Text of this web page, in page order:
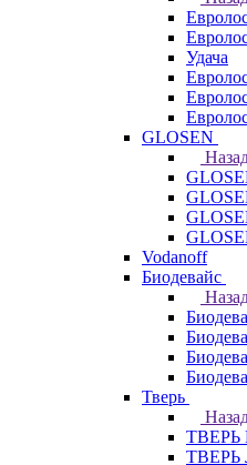
Удача
GLOSEN
Vodanoff
Биодевайс
Тверь
ТВЕРЬ
ТВЕРЬ